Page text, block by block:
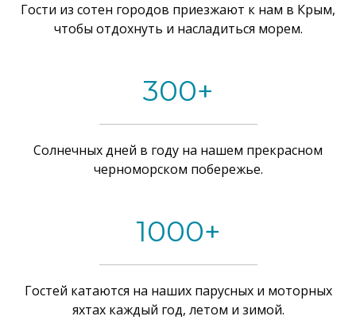
Гости из сотен городов приезжают к нам в Крым,
чтобы отдохнуть и насладиться морем.
300+
Солнечных дней в году на нашем прекрасном
черноморском побережье.
1000+
Гостей катаются на наших парусных и моторных
яхтах каждый год, летом и зимой.